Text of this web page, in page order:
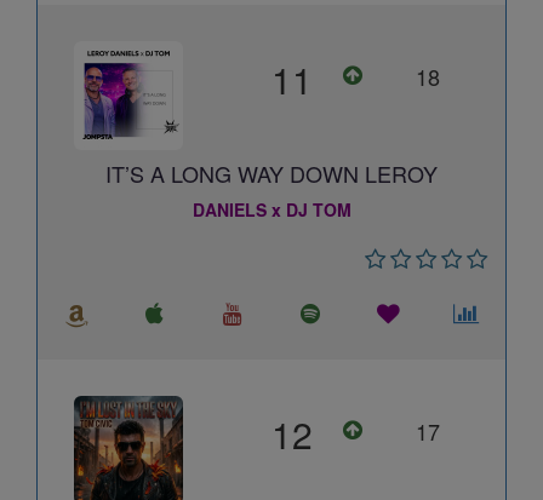
11 18
IT’S A LONG WAY DOWN LEROY
DANIELS x DJ TOM
12 17